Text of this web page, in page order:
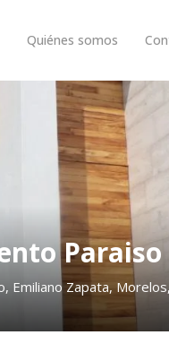
Quiénes somos
Emiliano Zapata,